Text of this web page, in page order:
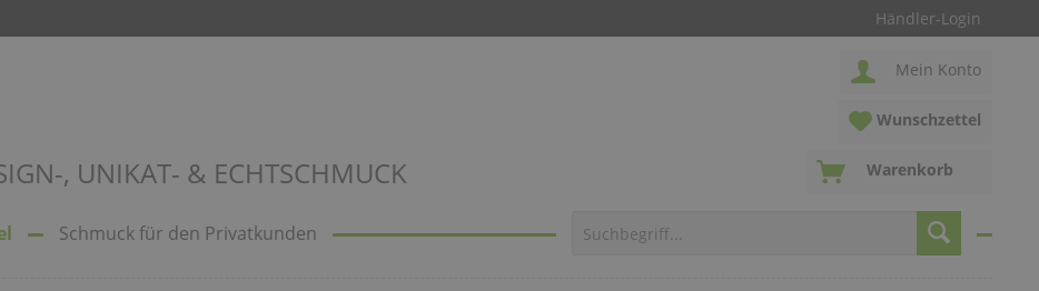
Händler-Login
, UNIKAT- & ECHTSCHMUCK
Mein Konto
Wunschzettel
Warenkorb
Schmuck für den Privatkunden